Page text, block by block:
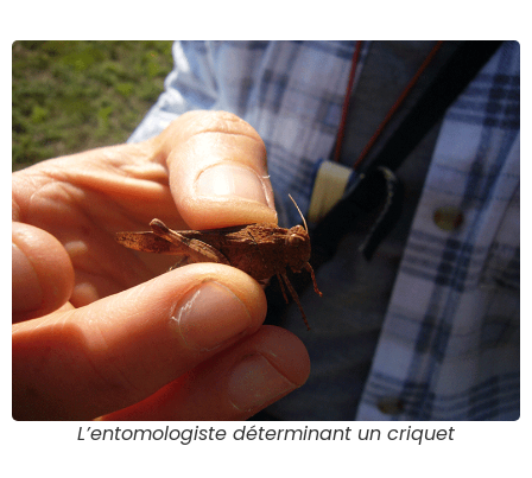
L’entomologiste déterminant un criquet